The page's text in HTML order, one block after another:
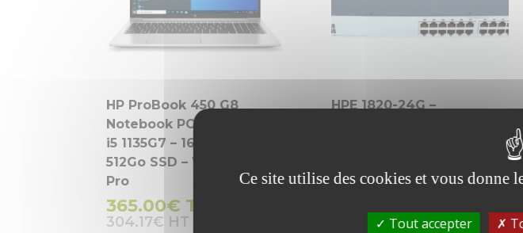
HP ProBook 450 G8
Notebook PC 15.6″ – Core
i5 1135G7 – 16Go RAM –
512Go SSD – Windows 11
Pro
365.00€ TTC
304.17€
HPE 1820-24G –
Montable sur rack
€
Ce site utilise des cookies et vous donne
Tout accepter